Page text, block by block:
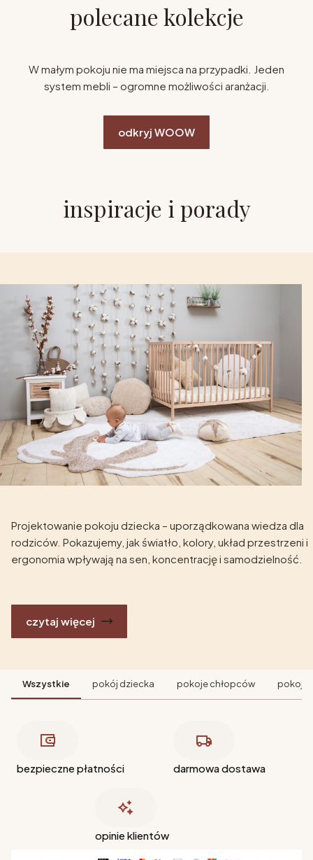
polecane kolekcje
W małym pokoju nie ma miejsca na przypadki. Jeden
system mebli – ogromne możliwości aranżacji.
odkryj WOOW
inspiracje i porady
Projektowanie pokoju dziecka – uporządkowana wiedza dla
rodziców. Pokazujemy, jak światło, kolory, układ przestrzeni i
ergonomia wpływają na sen, koncentrację i samodzielność.
czytaj więcej
Wszystkie pokój dziecka pokoje chłopców pokoje
bezpieczne płatności darmowa dostawa
opinie klientów